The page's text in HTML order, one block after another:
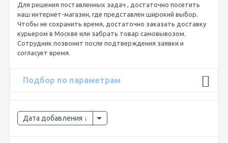
Для решения поставленных задач , достаточно посетить
наш интернет-магазин, где представлен широкий выбор.
Чтобы не сохранить время, достаточно заказать доставку
курьером в Москве или забрать товар самовывозом.
Сотрудник позвонит после подтверждения заявки и
согласует время.
Подбор по параметрам
Дата добавления